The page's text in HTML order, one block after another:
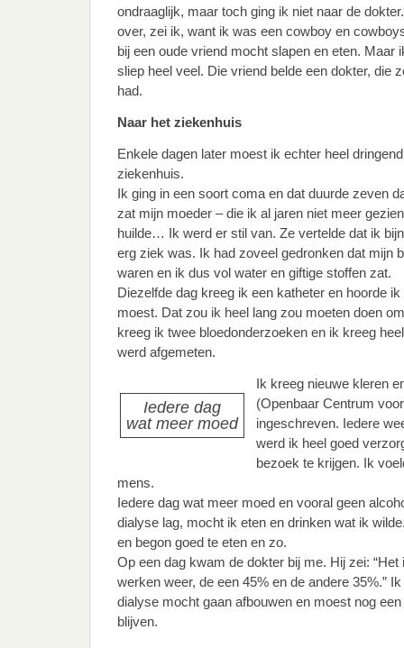
ondraaglijk, maar toch ging ik niet naar de
over, zei ik, want ik was een cowboy en
bij een oude vriend mocht slapen en eten. Maar
sliep heel veel. Die vriend belde een dokter, die
had.
Naar het ziekenhuis
Enkele dagen later moest ik echter heel
ziekenhuis.
Ik ging in een soort coma en dat duurde zeven
zat mijn moeder – die ik al jaren niet meer
huilde… Ik werd er stil van. Ze vertelde dat ik
erg ziek was. Ik had zoveel gedronken dat mijn
waren en ik dus vol water en giftige stoffen zat.
Diezelfde dag kreeg ik een katheter en hoorde
moest. Dat zou ik heel lang zou moeten doen
kreeg ik twee bloedonderzoeken en ik kreeg
werd afgemeten.
Iedere dag
wat meer moed
Ik kreeg nieuwe kleren
(Openbaar Centrum
ingeschreven. Iedere
werd ik heel goed
bezoek te krijgen. Ik
mens.
Iedere dag wat meer moed en vooral geen
dialyse lag, mocht ik eten en drinken wat ik
en begon goed te eten en zo.
Op een dag kwam de dokter bij me. Hij zei: “Het
werken weer, de een 45% en de andere 35%.”
dialyse mocht gaan afbouwen en moest nog
blijven.